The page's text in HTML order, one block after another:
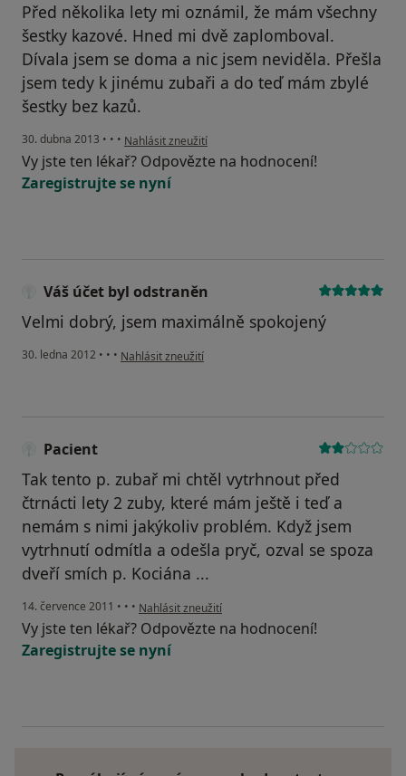
Před několika lety mi oznámil, že mám všechny
šestky kazové. Hned mi dvě zaplomboval.
Dívala jsem se doma a nic jsem neviděla. Přešla
jsem tedy k jinému zubaři a do teď mám zbylé
šestky bez kazů.
30. dubna 2013 • • • podle názoru uživatele Váš účet byl odstraněn
Nahlásit zneužití
Vy jste ten lékař? Odpovězte na hodnocení!
Zaregistrujte se nyní
Váš účet byl odstraněn
Velmi dobrý, jsem maximálně spokojený
30. ledna 2012 • • • podle názoru uživatele Váš účet byl odstraněn
Nahlásit zneužití
Pacient
Tak tento p. zubař mi chtěl vytrhnout před
čtrnácti lety 2 zuby, které mám ještě i teď a
nemám s nimi jakýkoliv problém. Když jsem
vytrhnutí odmítla a odešla pryč, ozval se spoza
dveří smích p. Kociána ...
14. července 2011 • • • podle názoru uživatele Pacient
Nahlásit zneužití
Vy jste ten lékař? Odpovězte na hodnocení!
Zaregistrujte se nyní